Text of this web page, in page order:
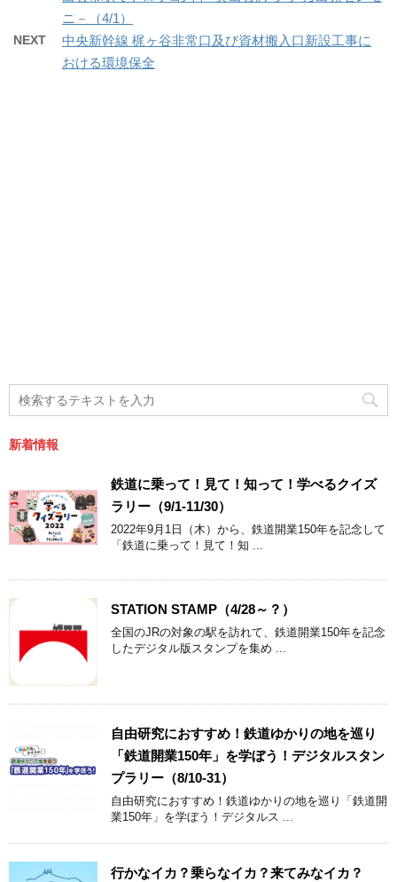
ニ－（4/1）
NEXT
中央新幹線 梶ヶ谷非常口及び資材搬入口新設工事に
おける環境保全
新着情報
鉄道に乗って！見て！知って！学べるクイズ
ラリー（9/1-11/30）
2022年9月1日（木）から、鉄道開業150年を記念して
「鉄道に乗って！見て！知 ...
STATION STAMP（4/28～？）
全国のJRの対象の駅を訪れて、鉄道開業150年を記念
したデジタル版スタンプを集め ...
自由研究におすすめ！鉄道ゆかりの地を巡り
「鉄道開業150年」を学ぼう！デジタルスタン
プラリー（8/10-31）
自由研究におすすめ！鉄道ゆかりの地を巡り「鉄道開
業150年」を学ぼう！デジタルス ...
行かなイカ？乗らなイカ？来てみなイカ？